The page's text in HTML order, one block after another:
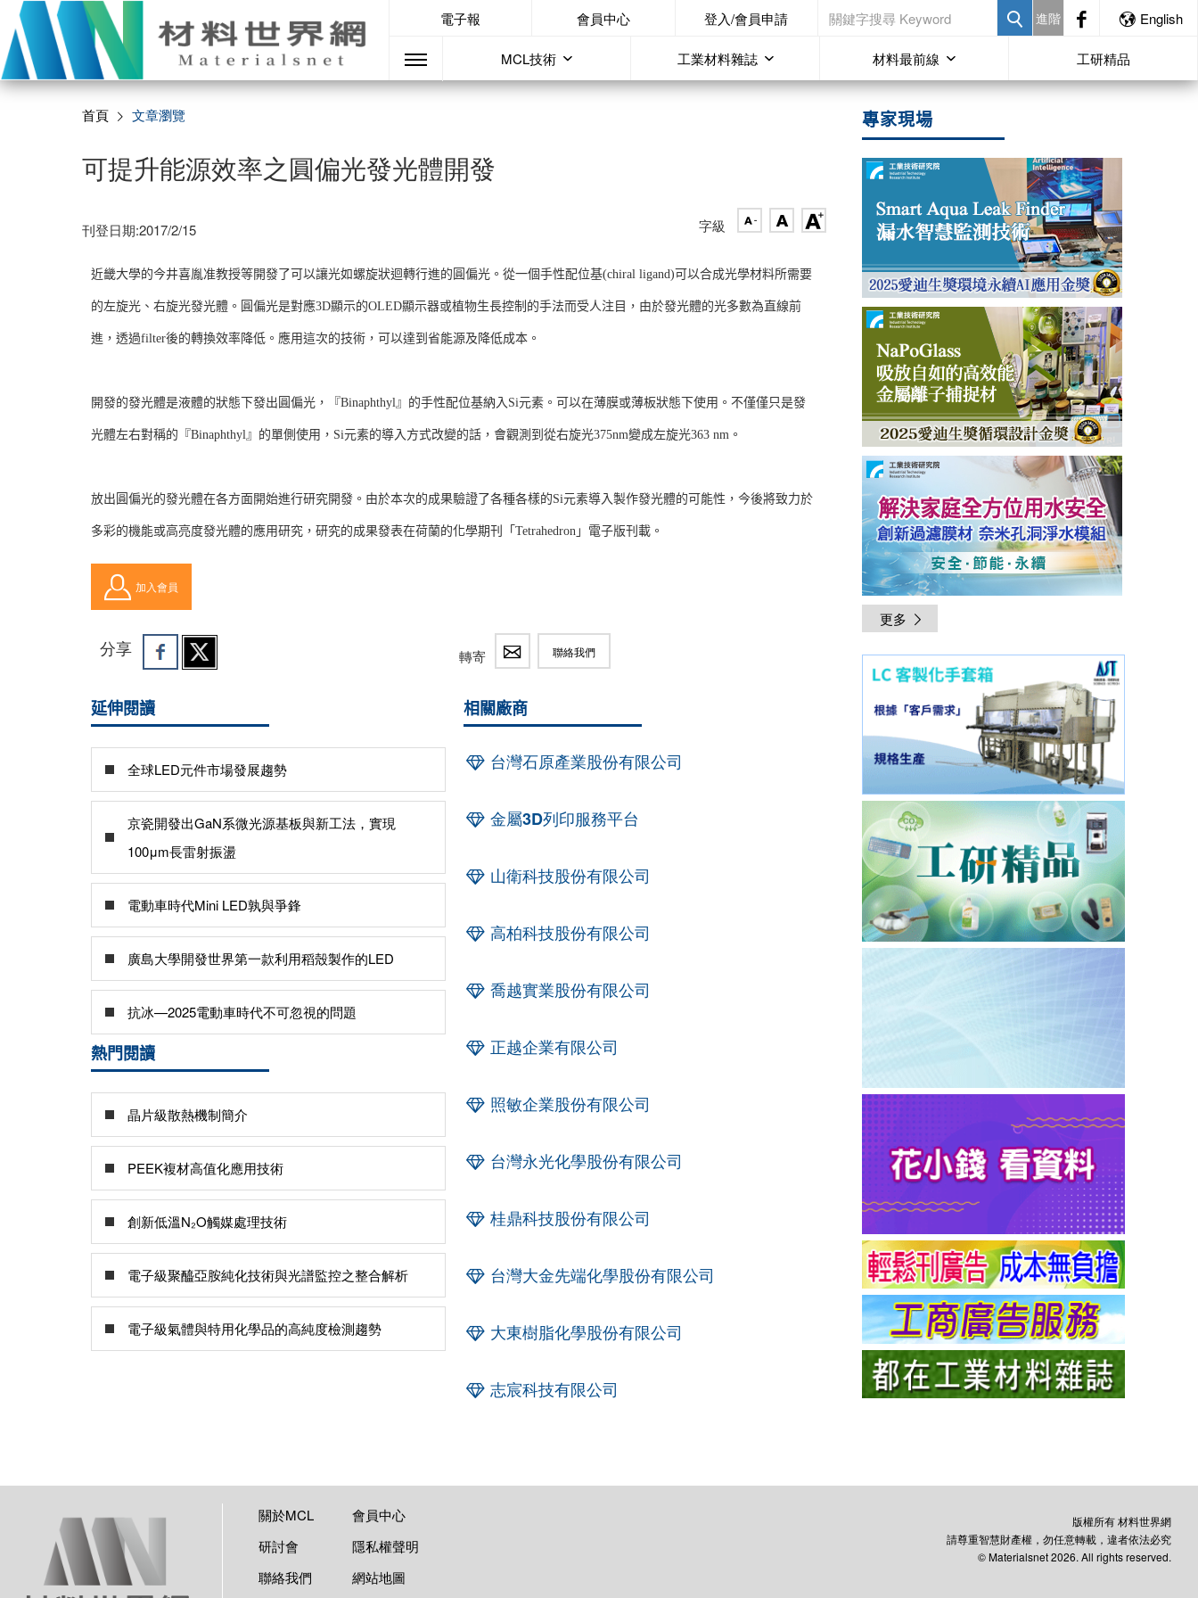
電子報 會員中心 登入/會員申請 進階 English
MCL技術 工業材料雜誌 材料最前線 工研精品
首頁 文章瀏覽
可提升能源效率之圓偏光發光體開發
刊登日期:2017/2/15 字級
近畿大學的今井喜胤准教授等開發了可以讓光如螺旋狀迴轉行進的圓偏光。從一個手性配位基(chiral ligand)可以合成光學材料所需要
的左旋光、右旋光發光體。圓偏光是對應3D顯示的OLED顯示器或植物生長控制的手法而受人注目，由於發光體的光多數為直線前
進，透過filter後的轉換效率降低。應用這次的技術，可以達到省能源及降低成本。
開發的發光體是液體的狀態下發出圓偏光，『Binaphthyl』的手性配位基納入Si元素。可以在薄膜或薄板狀態下使用。不僅僅只是發
光體左右對稱的『Binaphthyl』的單側使用，Si元素的導入方式改變的話，會觀測到從右旋光375nm變成左旋光363 nm。
放出圓偏光的發光體在各方面開始進行研究開發。由於本次的成果驗證了各種各樣的Si元素導入製作發光體的可能性，今後將致力於
多彩的機能或高亮度發光體的應用研究，研究的成果發表在荷蘭的化學期刊「Tetrahedron」電子版刊載。
加入會員
分享 轉寄 聯絡我們
延伸閱讀
全球LED元件市場發展趨勢
京瓷開發出GaN系微光源基板與新工法，實現
100μm長雷射振盪
電動車時代Mini LED孰與爭鋒
廣島大學開發世界第一款利用稻殼製作的LED
抗冰—2025電動車時代不可忽視的問題
熱門閱讀
晶片級散熱機制簡介
PEEK複材高值化應用技術
創新低溫N₂O觸媒處理技術
電子級聚醯亞胺純化技術與光譜監控之整合解析
電子級氣體與特用化學品的高純度檢測趨勢
相關廠商
台灣石原產業股份有限公司
金屬3D列印服務平台
山衛科技股份有限公司
高柏科技股份有限公司
喬越實業股份有限公司
正越企業有限公司
照敏企業股份有限公司
台灣永光化學股份有限公司
桂鼎科技股份有限公司
台灣大金先端化學股份有限公司
大東樹脂化學股份有限公司
志宸科技有限公司
專家現場
更多
關於MCL
會員中心
研討會
隱私權聲明
聯絡我們
網站地圖
版權所有 材料世界網
請尊重智慧財產權，勿任意轉載，違者依法必究
© Materialsnet 2026. All rights reserved.